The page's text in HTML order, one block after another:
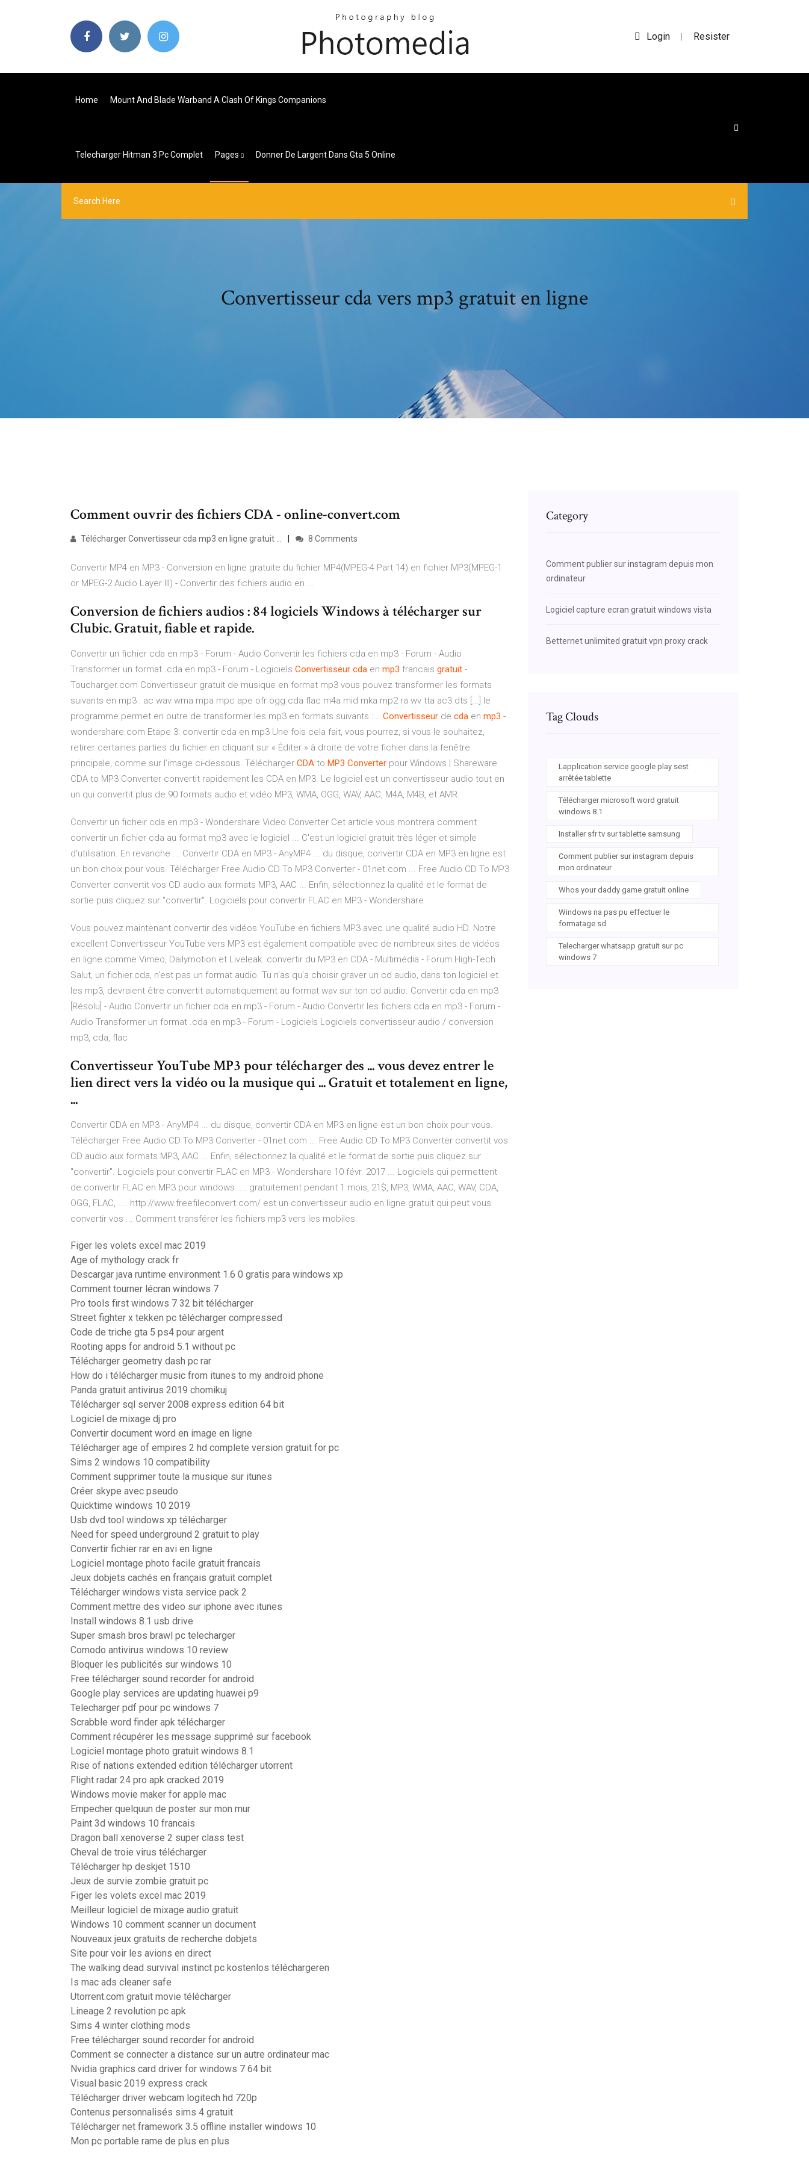
Login | Resister
Home Mount And Blade Warband A Clash Of Kings Companions
Telecharger Hitman 3 Pc Complet Pages Donner De Largent Dans Gta 5 Online
Convertisseur cda vers mp3 gratuit en ligne
Comment ouvrir des fichiers CDA - online-convert.com
Télécharger Convertisseur cda mp3 en ligne gratuit ... 8 Comments
Convertir MP4 en MP3 - Conversion en ligne gratuite du fichier MP4(MPEG-4 Part 14) en fichier MP3(MPEG-1
or MPEG-2 Audio Layer III) - Convertir des fichiers audio en ...
Conversion de fichiers audios : 84 logiciels Windows à télécharger sur
Clubic. Gratuit, fiable et rapide.
Convertir un fichier cda en mp3 - Forum - Audio Convertir les fichiers cda en mp3 - Forum - Audio
Transformer un format .cda en mp3 - Forum - Logiciels Convertisseur cda en mp3 francais gratuit -
Toucharger.com Convertisseur gratuit de musique en format mp3 vous pouvez transformer les formats
suivants en mp3 : ac wav wma mpa mpc ape ofr ogg cda flac m4a mid mka mp2 ra wv tta ac3 dts [...] le
programme permet en outre de transformer les mp3 en formats suivants :... Convertisseur de cda en mp3 -
wondershare.com Etape 3: convertir cda en mp3 Une fois cela fait, vous pourrez, si vous le souhaitez,
retirer certaines parties du fichier en cliquant sur « Éditer » à droite de votre fichier dans la fenêtre
principale, comme sur l’image ci-dessous. Télécharger CDA to MP3 Converter pour Windows | Shareware
CDA to MP3 Converter convertit rapidement les CDA en MP3. Le logiciel est un convertisseur audio tout en
un qui convertit plus de 90 formats audio et vidéo MP3, WMA, OGG, WAV, AAC, M4A, M4B, et AMR.
Convertir un ficheir cda en mp3 - Wondershare Video Converter Cet article vous montrera comment
convertir un fichier cda au format mp3 avec le logiciel ... C'est un logiciel gratuit très léger et simple
d'utilisation. En revanche ... Convertir CDA en MP3 - AnyMP4 ... du disque, convertir CDA en MP3 en ligne est
un bon choix pour vous. Télécharger Free Audio CD To MP3 Converter - 01net.com ... Free Audio CD To MP3
Converter convertit vos CD audio aux formats MP3, AAC ... Enfin, sélectionnez la qualité et le format de
sortie puis cliquez sur "convertir". Logiciels pour convertir FLAC en MP3 - Wondershare
Vous pouvez maintenant convertir des vidéos YouTube en fichiers MP3 avec une qualité audio HD. Notre
excellent Convertisseur YouTube vers MP3 est également compatible avec de nombreux sites de vidéos
en ligne comme Vimeo, Dailymotion et Liveleak. convertir du MP3 en CDA - Multimédia - Forum High-Tech
Salut, un fichier.cda, n'est pas un format audio. Tu n'as qu'a choisir graver un cd audio, dans ton logiciel et
les mp3, devraient être convertit automatiquement au format wav sur ton cd audio. Convertir cda en mp3
[Résolu] - Audio Convertir un fichier cda en mp3 - Forum - Audio Convertir les fichiers cda en mp3 - Forum -
Audio Transformer un format .cda en mp3 - Forum - Logiciels Logiciels convertisseur audio / conversion
mp3, cda, flac
Convertisseur YouTube MP3 pour télécharger des ... vous devez entrer le
lien direct vers la vidéo ou la musique qui ... Gratuit et totalement en ligne,
...
Convertir CDA en MP3 - AnyMP4 ... du disque, convertir CDA en MP3 en ligne est un bon choix pour vous.
Télécharger Free Audio CD To MP3 Converter - 01net.com ... Free Audio CD To MP3 Converter convertit vos
CD audio aux formats MP3, AAC ... Enfin, sélectionnez la qualité et le format de sortie puis cliquez sur
"convertir". Logiciels pour convertir FLAC en MP3 - Wondershare 10 févr. 2017 ... Logiciels qui permettent
de convertir FLAC en MP3 pour windows .... gratuitement pendant 1 mois, 21$, MP3, WMA, AAC, WAV, CDA,
OGG, FLAC, .... http://www.freefileconvert.com/ est un convertisseur audio en ligne gratuit qui peut vous
convertir vos ... Comment transférer les fichiers mp3 vers les mobiles.
Figer les volets excel mac 2019
Age of mythology crack fr
Descargar java runtime environment 1.6 0 gratis para windows xp
Comment tourner lécran windows 7
Pro tools first windows 7 32 bit télécharger
Street fighter x tekken pc télécharger compressed
Code de triche gta 5 ps4 pour argent
Rooting apps for android 5.1 without pc
Télécharger geometry dash pc rar
How do i télécharger music from itunes to my android phone
Panda gratuit antivirus 2019 chomikuj
Télécharger sql server 2008 express edition 64 bit
Logiciel de mixage dj pro
Convertir document word en image en ligne
Télécharger age of empires 2 hd complete version gratuit for pc
Sims 2 windows 10 compatibility
Comment supprimer toute la musique sur itunes
Créer skype avec pseudo
Quicktime windows 10 2019
Usb dvd tool windows xp télécharger
Need for speed underground 2 gratuit to play
Convertir fichier rar en avi en ligne
Logiciel montage photo facile gratuit francais
Jeux dobjets cachés en français gratuit complet
Télécharger windows vista service pack 2
Comment mettre des video sur iphone avec itunes
Install windows 8.1 usb drive
Super smash bros brawl pc telecharger
Comodo antivirus windows 10 review
Bloquer les publicités sur windows 10
Free télécharger sound recorder for android
Google play services are updating huawei p9
Telecharger pdf pour pc windows 7
Scrabble word finder apk télécharger
Comment récupérer les message supprimé sur facebook
Logiciel montage photo gratuit windows 8.1
Rise of nations extended edition télécharger utorrent
Flight radar 24 pro apk cracked 2019
Windows movie maker for apple mac
Empecher quelquun de poster sur mon mur
Paint 3d windows 10 francais
Dragon ball xenoverse 2 super class test
Cheval de troie virus télécharger
Télécharger hp deskjet 1510
Jeux de survie zombie gratuit pc
Figer les volets excel mac 2019
Meilleur logiciel de mixage audio gratuit
Windows 10 comment scanner un document
Nouveaux jeux gratuits de recherche dobjets
Site pour voir les avions en direct
The walking dead survival instinct pc kostenlos téléchargeren
Is mac ads cleaner safe
Utorrent.com gratuit movie télécharger
Lineage 2 revolution pc apk
Sims 4 winter clothing mods
Free télécharger sound recorder for android
Comment se connecter a distance sur un autre ordinateur mac
Nvidia graphics card driver for windows 7 64 bit
Visual basic 2019 express crack
Télécharger driver webcam logitech hd 720p
Contenus personnalisés sims 4 gratuit
Télécharger net framework 3.5 offline installer windows 10
Mon pc portable rame de plus en plus
Category
Comment publier sur instagram depuis mon
ordinateur
Logiciel capture ecran gratuit windows vista
Betternet unlimited gratuit vpn proxy crack
Tag Clouds
Lapplication service google play sest
arrêtée tablette
Télécharger microsoft word gratuit
windows 8.1
Installer sfr tv sur tablette samsung
Comment publier sur instagram depuis
mon ordinateur
Whos your daddy game gratuit online
Windows na pas pu effectuer le
formatage sd
Telecharger whatsapp gratuit sur pc
windows 7